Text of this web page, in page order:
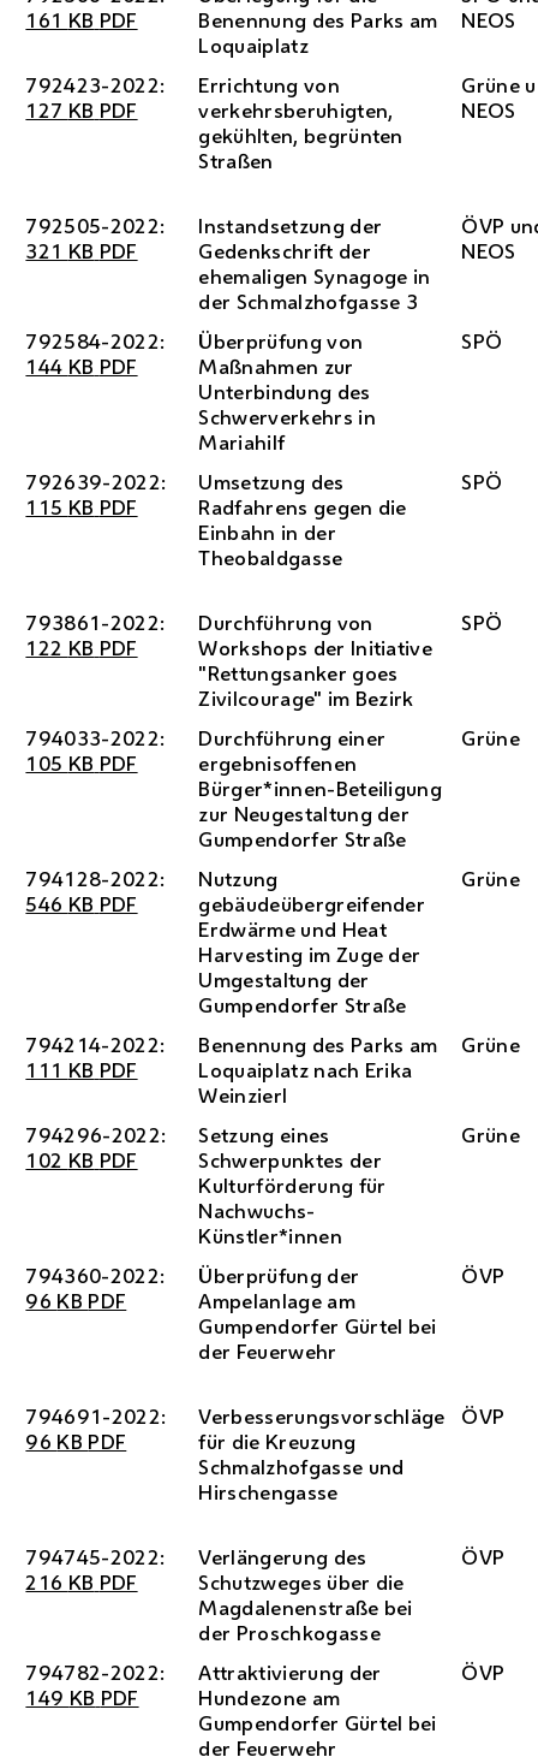
161 KB PDF
Benennung des Parks am
Loquaiplatz
NEOS
792423-2022:
127 KB PDF
Errichtung von
verkehrsberuhigten,
gekühlten, begrünten
Straßen
Grüne
NEOS
792505-2022:
321 KB PDF
Instandsetzung der
Gedenkschrift der
ehemaligen Synagoge in
der Schmalzhofgasse 3
ÖVP
NEOS
792584-2022:
144 KB PDF
Überprüfung von
Maßnahmen zur
Unterbindung des
Schwerverkehrs in
Mariahilf
SPÖ
792639-2022:
115 KB PDF
Umsetzung des
Radfahrens gegen die
Einbahn in der
Theobaldgasse
SPÖ
793861-2022:
122 KB PDF
Durchführung von
Workshops der Initiative
"Rettungsanker goes
Zivilcourage" im Bezirk
SPÖ
794033-2022:
105 KB PDF
Durchführung einer
ergebnisoffenen
Bürger*innen-Beteiligung
zur Neugestaltung der
Gumpendorfer Straße
Grüne
794128-2022:
546 KB PDF
Nutzung
gebäudeübergreifender
Erdwärme und Heat
Harvesting im Zuge der
Umgestaltung der
Gumpendorfer Straße
Grüne
794214-2022:
111 KB PDF
Benennung des Parks am
Loquaiplatz nach Erika
Weinzierl
Grüne
794296-2022:
102 KB PDF
Setzung eines
Schwerpunktes der
Kulturförderung für
Nachwuchs-
Künstler*innen
Grüne
794360-2022:
96 KB PDF
Überprüfung der
Ampelanlage am
Gumpendorfer Gürtel bei
der Feuerwehr
ÖVP
794691-2022:
96 KB PDF
Verbesserungsvorschläge
für die Kreuzung
Schmalzhofgasse und
Hirschengasse
ÖVP
794745-2022:
216 KB PDF
Verlängerung des
Schutzweges über die
Magdalenenstraße bei
der Proschkogasse
ÖVP
794782-2022:
149 KB PDF
Attraktivierung der
Hundezone am
Gumpendorfer Gürtel bei
der Feuerwehr
ÖVP